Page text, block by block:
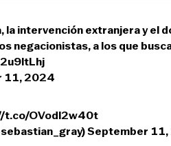
intervención extranjera y el
negacionistas, a los que
11, 2024
t.co/OVodl2w40t
September